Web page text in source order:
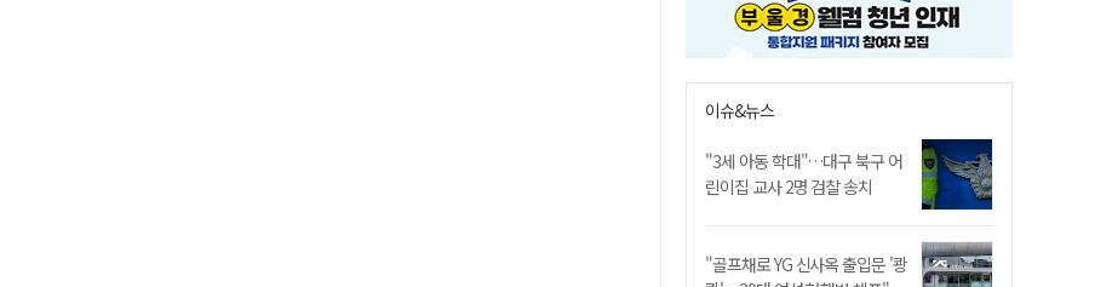
이슈&뉴스
"3세 아동 학대"…대구 북구 어
린이집 교사 2명 검찰 송치
"골프채로 YG 신사옥 출입문 '쾅